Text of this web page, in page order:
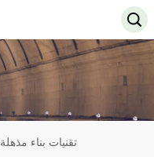
تقنيات بناء مذهلة